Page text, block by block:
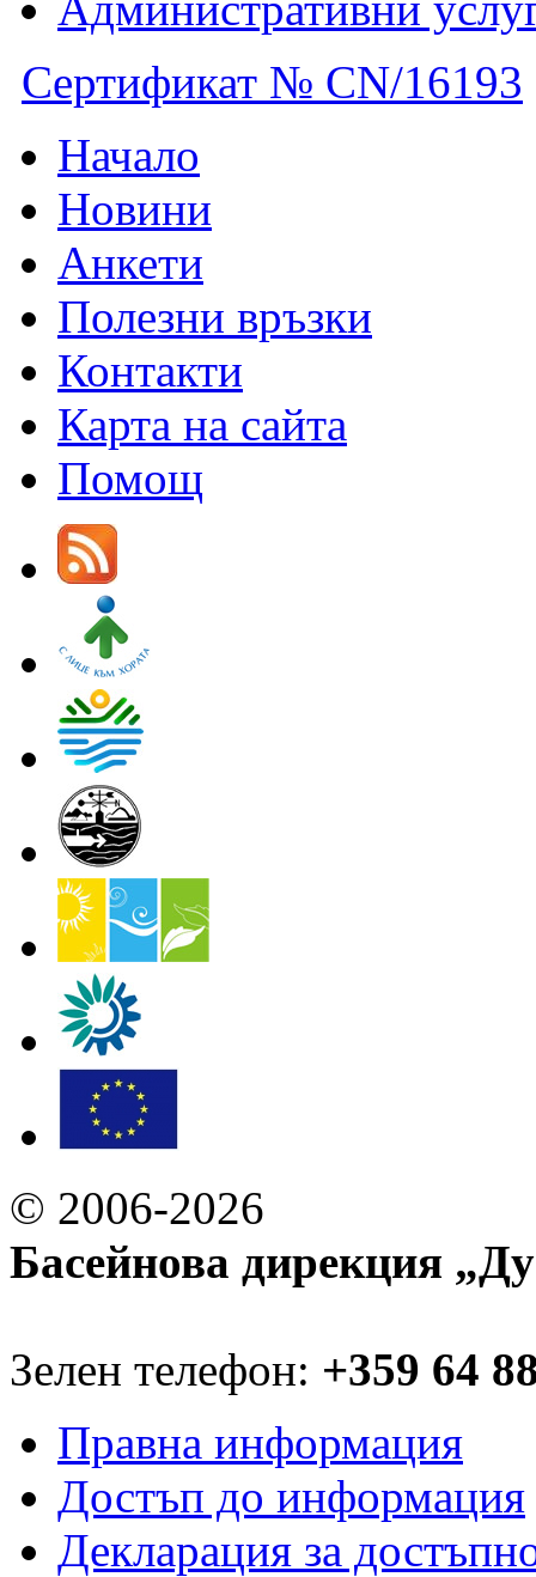
Сертификат № CN/16193
Начало
Новини
Анкети
Полезни връзки
Контакти
Карта на сайта
Помощ
© 2006-2026
Басейнова дирекция
Зелен телефон: +359 64
Правна информация
Достъп до информация
Декларация за